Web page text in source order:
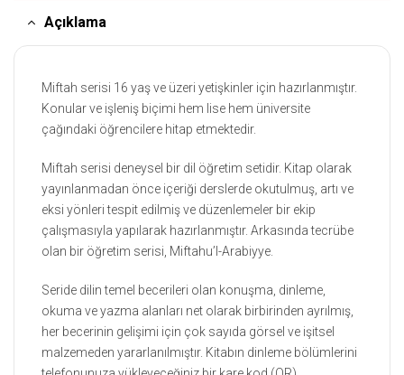
Açıklama
Miftah serisi 16 yaş ve üzeri yetişkinler için hazırlanmıştır.
Konular ve işleniş biçimi hem lise hem üniversite
çağındaki öğrencilere hitap etmektedir.
Miftah serisi deneysel bir dil öğretim setidir. Kitap olarak
yayınlanmadan önce içeriği derslerde okutulmuş, artı ve
eksi yönleri tespit edilmiş ve düzenlemeler bir ekip
çalışmasıyla yapılarak hazırlanmıştır. Arkasında tecrübe
olan bir öğretim serisi, Miftahu’l-Arabiyye.
Seride dilin temel becerileri olan konuşma, dinleme,
okuma ve yazma alanları net olarak birbirinden ayrılmış,
her becerinin gelişimi için çok sayıda görsel ve işitsel
malzemeden yararlanılmıştır. Kitabın dinleme bölümlerini